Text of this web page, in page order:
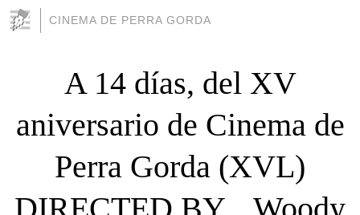
CINEMA DE PERRA GORDA
A 14 días, del XV
aniversario de Cinema de
Perra Gorda (XVL)